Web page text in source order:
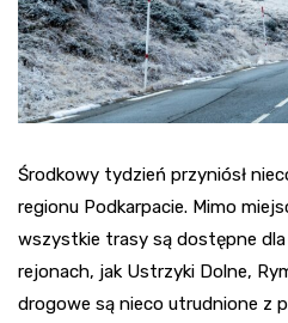
Środkowy tydzień przyniósł
regionu Podkarpacie. Mimo
wszystkie trasy są dostępne dla
rejonach, jak Ustrzyki Dolne,
drogowe są nieco utrudnione z